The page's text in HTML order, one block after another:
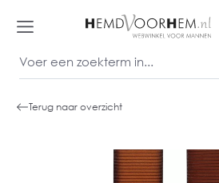
Terug naar overzicht